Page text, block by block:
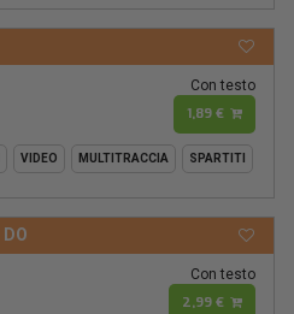
Con testo
1,89 €
VIDEO MULTITRACCIA SPARTITI
DO
Con testo
2,99 €